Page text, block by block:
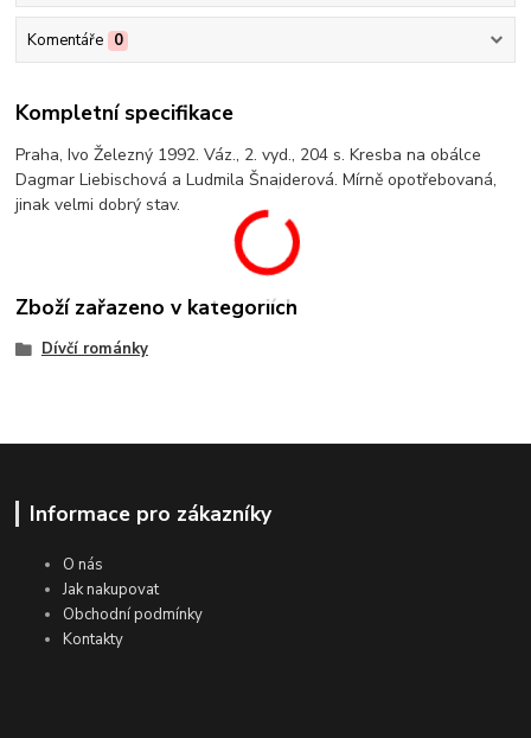
Komentáře 0
Kompletní specifikace
Praha, Ivo Železný 1992. Váz., 2. vyd., 204 s. Kresba na obálce
Dagmar Liebischová a Ludmila Šnajderová. Mírně opotřebovaná,
jinak velmi dobrý stav.
Zboží zařazeno v kategoriích
Dívčí románky
Informace pro zákazníky
O nás
Jak nakupovat
Obchodní podmínky
Kontakty